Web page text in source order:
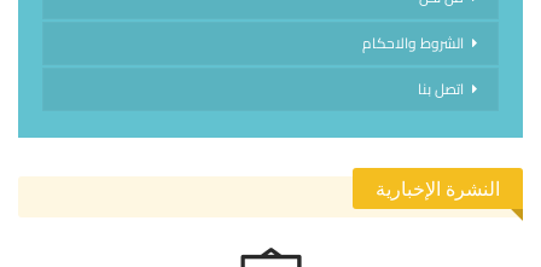
الشروط والاحكام
اتصل بنا
النشرة الإخبارية